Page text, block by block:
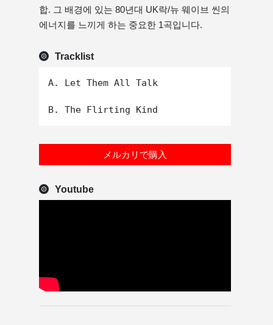
합. 그 배경에 있는 80년대 UK락/뉴 웨이브 씬의
에너지를 느끼게 하는 중요한 1곡입니다.
Tracklist
A. Let Them All Talk
メルカリで購入
Youtube